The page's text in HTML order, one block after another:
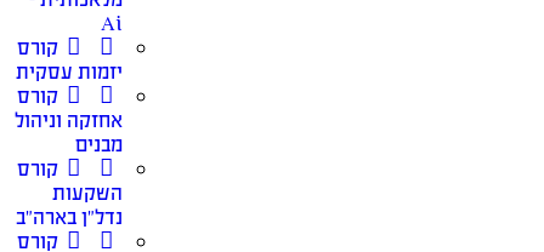
Ai
קורס
יזמות עסקית
קורס
אחזקה וניהול
מבנים
קורס
השקעות
נדל״ן בארה״ב
קורס